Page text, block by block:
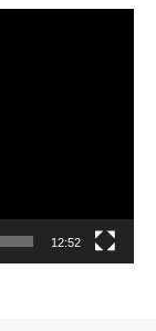
12:52